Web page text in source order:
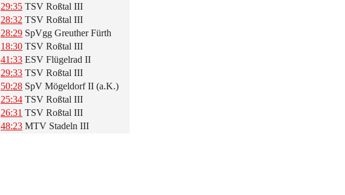
29:35 TSV Roßtal III
28:32 TSV Roßtal III
28:29 SpVgg Greuther Fürth
18:30 TSV Roßtal III
41:33 ESV Flügelrad II
29:33 TSV Roßtal III
50:28 SpV Mögeldorf II (a.K.)
25:34 TSV Roßtal III
26:31 TSV Roßtal III
48:23 MTV Stadeln III